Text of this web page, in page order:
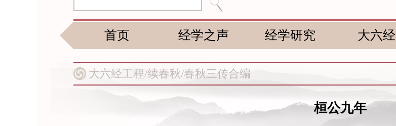
首页 经学之声 经学研究 大六经
大六经工程/续春秋/春秋三传合编
桓公九年